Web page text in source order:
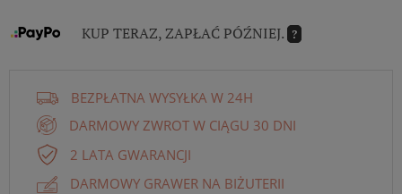
KUP TERAZ, ZAPŁAĆ PÓŹNIEJ. ?
BEZPŁATNA WYSYŁKA W 24H
DARMOWY ZWROT W CIĄGU 30 DNI
2 LATA GWARANCJI
DARMOWY GRAWER NA BIŻUTERII